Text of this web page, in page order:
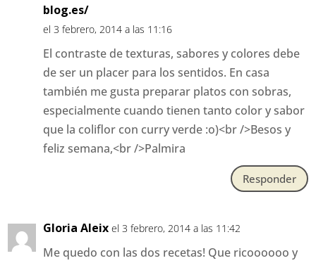
blog.es/
el 3 febrero, 2014 a las 11:16
El contraste de texturas, sabores y colores debe
de ser un placer para los sentidos. En casa
también me gusta preparar platos con sobras,
especialmente cuando tienen tanto color y sabor
que la coliflor con curry verde :o)<br />Besos y
feliz semana,<br />Palmira
Responder
Gloria Aleix el 3 febrero, 2014 a las 11:42
Me quedo con las dos recetas! Que ricoooooo y